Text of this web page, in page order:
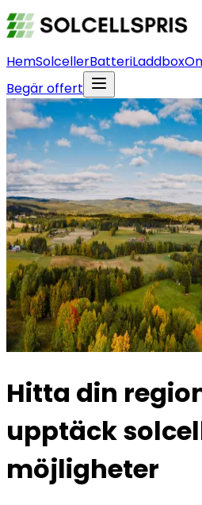
HemSolcellerBatteriLaddbox
Begär offert
Hitta din
upptäck
möjligheter